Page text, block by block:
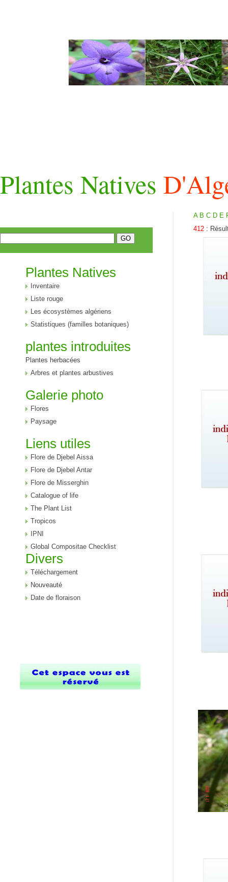
Plantes Natives
A B C D E
412 :
Plantes Natives
Inventaire
Liste rouge
Les écosystèmes algériens
Statistiques (familles botaniques)
plantes introduites
Plantes herbacées
Arbres et plantes arbustives
Galerie photo
Flores
Paysage
Liens utiles
Flore de Djebel Aissa
Flore de Djebel Antar
Flore de Misserghin
Catalogue of life
The Plant List
Tropicos
IPNI
Global Compositae Checklist
Divers
Téléchargement
Nouveauté
Date de floraison